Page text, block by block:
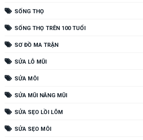
SỐNG THỌ
SỐNG THỌ TRÊN 100 TUỔI
SƠ ĐỒ MA TRẬN
SỬA LỖ MŨI
SỬA MÔI
SỬA MŨI NÂNG MŨI
SỬA SẸO LỒI LÕM
SỬA SẸO MÔI